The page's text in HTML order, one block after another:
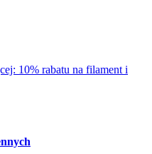
10% rabatu na filament i